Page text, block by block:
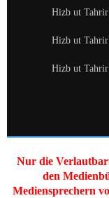
Hizb ut
Hizb ut
Hizb ut
Nur die
den
Mediensprechern